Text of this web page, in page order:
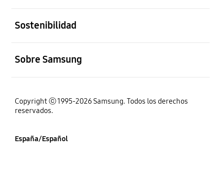
Sostenibilidad
Sobre Samsung
Copyright ⓒ 1995-2026 Samsung. Todos los derechos
reservados.
España/Español